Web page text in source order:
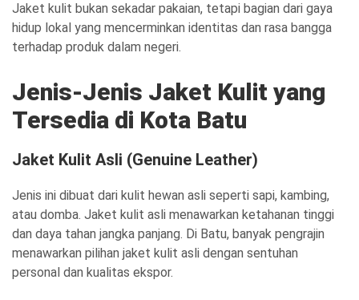
Jaket kulit bukan sekadar pakaian, tetapi bagian dari gaya
hidup lokal yang mencerminkan identitas dan rasa bangga
terhadap produk dalam negeri.
Jenis-Jenis Jaket Kulit yang
Tersedia di Kota Batu
Jaket Kulit Asli (Genuine Leather)
Jenis ini dibuat dari kulit hewan asli seperti sapi, kambing,
atau domba. Jaket kulit asli menawarkan ketahanan tinggi
dan daya tahan jangka panjang. Di Batu, banyak pengrajin
menawarkan pilihan jaket kulit asli dengan sentuhan
personal dan kualitas ekspor.